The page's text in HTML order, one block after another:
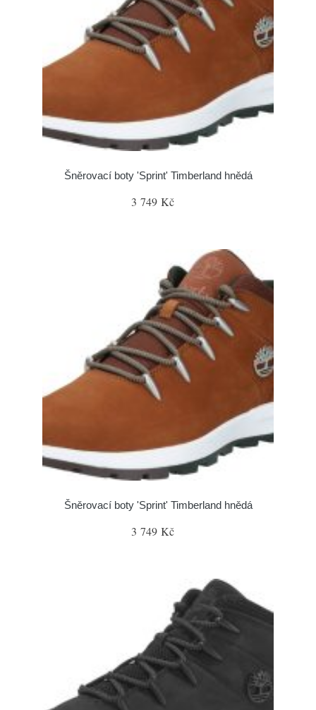
Šněrovací boty 'Sprint' Timberland hnědá
3 749 Kč
Šněrovací boty 'Sprint' Timberland hnědá
3 749 Kč